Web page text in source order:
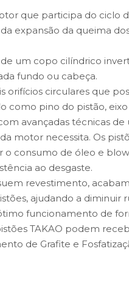
que participa do ciclo
expansão da queima
um copo cilíndrico
fundo ou cabeça.
orifícios circulares que
como pino do pistão,
avançadas técnicas
motor necessita. Os
o consumo de óleo e
ao desgaste.
revestimento,
ajudando a diminuir
funcionamento de
TAKAO podem
de Grafite e